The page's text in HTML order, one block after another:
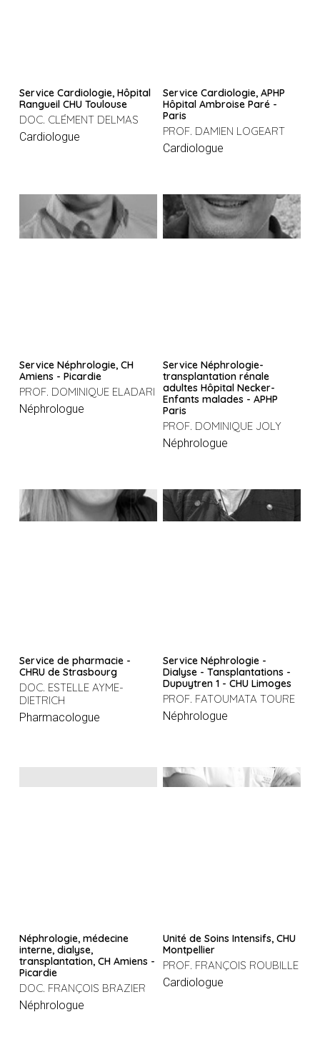
Service Cardiologie, Hôpital
Rangueil CHU Toulouse
DOC. CLÉMENT DELMAS
Cardiologue
Service Cardiologie, APHP
Hôpital Ambroise Paré -
Paris
PROF. DAMIEN LOGEART
Cardiologue
Service Néphrologie, CH
Amiens - Picardie
PROF. DOMINIQUE ELADARI
Néphrologue
Service Néphrologie-
transplantation rénale
adultes Hôpital Necker-
Enfants malades - APHP
Paris
PROF. DOMINIQUE JOLY
Néphrologue
Service de pharmacie -
CHRU de Strasbourg
DOC. ESTELLE AYME-
DIETRICH
Pharmacologue
Service Néphrologie -
Dialyse - Tansplantations -
Dupuytren 1 - CHU Limoges
PROF. FATOUMATA TOURE
Néphrologue
Néphrologie, médecine
interne, dialyse,
transplantation, CH Amiens -
Picardie
DOC. FRANÇOIS BRAZIER
Néphrologue
Unité de Soins Intensifs, CHU
Montpellier
PROF. FRANÇOIS ROUBILLE
Cardiologue